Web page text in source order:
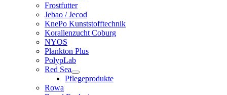
Frostfutter
Jebao / Jecod
KnePo Kunststofftechnik
Korallenzucht Coburg
NYOS
Plankton Plus
PolypLab
Red Sea
Pflegeprodukte
Rowa